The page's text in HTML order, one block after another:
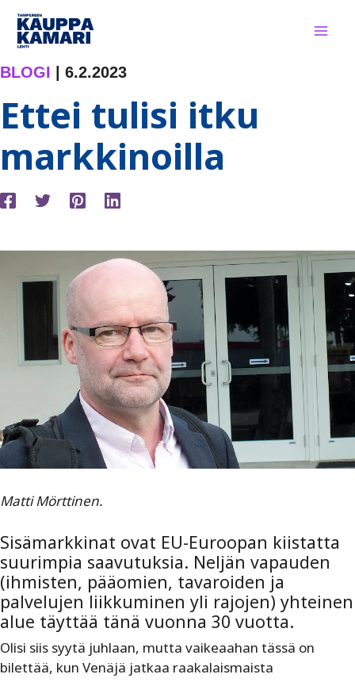
Siirry
sisältöön
BLOGI 6.2.2023
Ettei tulisi itku
markkinoilla
Matti Mörttinen.
Sisämarkkinat ovat EU-Euroopan kiistatta
suurimpia saavutuksia. Neljän vapauden
(ihmisten, pääomien, tavaroiden ja
palvelujen liikkuminen yli rajojen) yhteinen
alue täyttää tänä vuonna 30 vuotta.
Olisi siis syytä juhlaan, mutta vaikeaahan tässä on
bilettää, kun Venäjä jatkaa raakalaismaista